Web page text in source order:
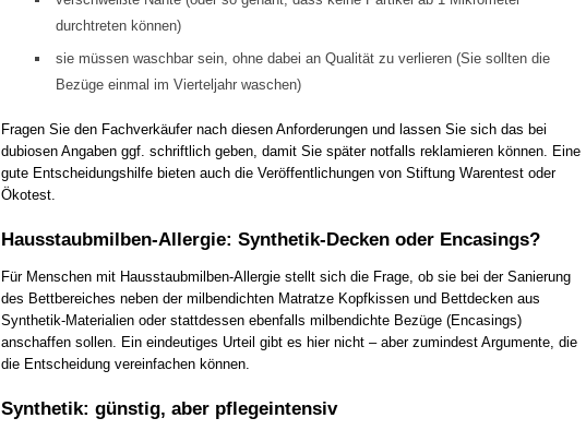
durchtreten können)
sie müssen waschbar sein, ohne dabei an Qualität zu verlieren (Sie sollten die
Bezüge einmal im Vierteljahr waschen)
Fragen Sie den Fachverkäufer nach diesen Anforderungen und lassen Sie sich das bei
dubiosen Angaben ggf. schriftlich geben, damit Sie später notfalls reklamieren können. Eine
gute Entscheidungshilfe bieten auch die Veröffentlichungen von Stiftung Warentest oder
Ökotest.
Hausstaubmilben-Allergie: Synthetik-Decken oder Encasings?
Für Menschen mit Hausstaubmilben-Allergie stellt sich die Frage, ob sie bei der Sanierung
des Bettbereiches neben der milbendichten Matratze Kopfkissen und Bettdecken aus
Synthetik-Materialien oder stattdessen ebenfalls milbendichte Bezüge (Encasings)
anschaffen sollen. Ein eindeutiges Urteil gibt es hier nicht – aber zumindest Argumente, die
die Entscheidung vereinfachen können.
Synthetik: günstig, aber pflegeintensiv